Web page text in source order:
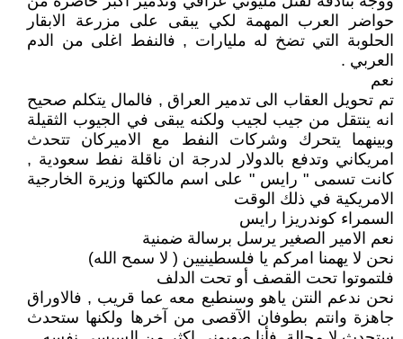
حواضر العرب المهمة لكي يبقى على مزرعة الابقار
الحلوبة التي تضخ له مليارات , فالنفط اغلى من الدم
العربي .
نعم
تم تحويل العقاب الى تدمير العراق , فالمال يتكلم صحيح
انه ينتقل من جيب لجيب ولكنه يبقى في الجيوب الثقيلة
وبينهما يتحرك وشركات النفط مع الاميركان تتحدث
امريكاني وتدفع بالدولار لدرجة ان ناقلة نفط سعودية ,
كانت تسمى " رايس " على اسم مالكتها وزيرة الخارجية
الامريكية في ذلك الوقت
السمراء كوندريزا رايس
نعم الامير الصغير يرسل برسالة ضمنية
نحن لا يهمنا امركم يا فلسطينيين ( لا سمح الله)
فلتموتوا تحت القصف أو تحت الدلف
نحن ندعم النتن ياهو وسنطبع معه عما قريب , فالاوراق
جاهزة وانتم بطوفان الآقصى من آخرها ولكنها ستحدث